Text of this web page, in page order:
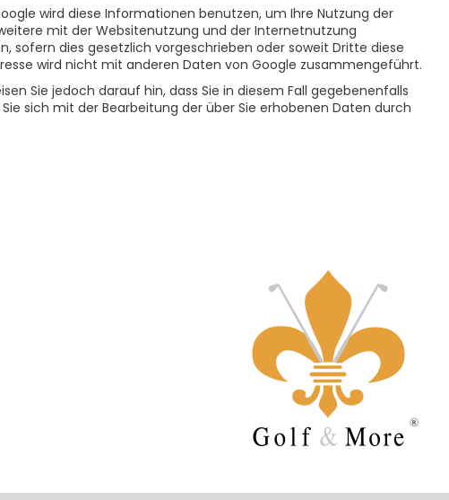
wird diese Informationen benutzen, um Ihre Nutzung der
mit der Websitenutzung und der Internetnutzung
sofern dies gesetzlich vorgeschrieben oder soweit Dritte diese
wird nicht mit anderen Daten von Google zusammengeführt.
Sie jedoch darauf hin, dass Sie in diesem Fall gegebenenfalls
sich mit der Bearbeitung der über Sie erhobenen Daten durch